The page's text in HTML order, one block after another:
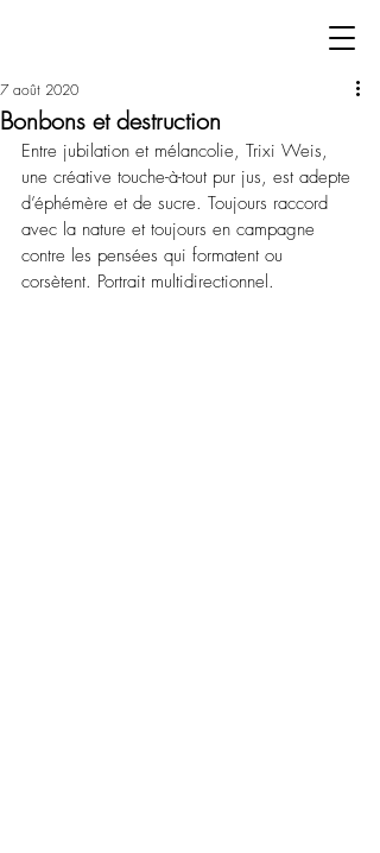
Bonbons et destruction
7 août 2020
Entre jubilation et mélancolie, Trixi Weis,
une créative touche-à-tout pur jus, est adepte
d’éphémère et de sucre. Toujours raccord
avec la nature et toujours en campagne
contre les pensées qui formatent ou
corsètent. Portrait multidirectionnel.